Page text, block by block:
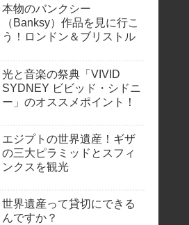
本物のバンクシー
（Banksy）作品を見に行こ
う！ロンドン＆ブリストル
光と音楽の祭典「VIVID
SYDNEY ビビッド・シドニ
ー」のオススメポイント！
エジプトの世界遺産！ギザ
の三大ピラミッドとスフィ
ンクスを観光
世界遺産って貸切にできる
んですか？